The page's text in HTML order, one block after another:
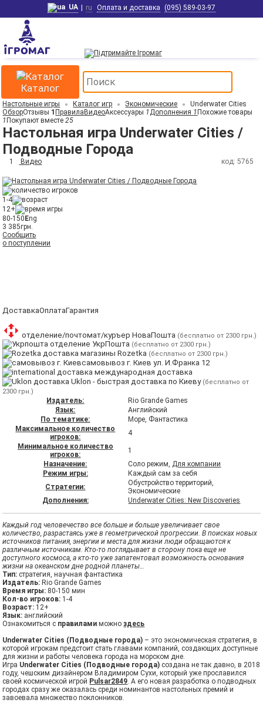
UA | ru Оплата и доставка (095) 589-03-97
Каталог
Настольные игры Каталог игр Экономические
Underwater Cities
ОбзорОтзывы 1 Правила ВидеоАксессуары 1Дополнения 1 Похожие товары
1 Покупают вместе25
Настольная игра Underwater Cities /
Подводные Города
1 Видео код: 5765
1-4
12+
80-150 Eng
3 385грн.
Сообщить
о поступлении
ДоставкаОплатаГарантия
отделение/почтомат/куръер НоваПошта (бесплатно от 2300 грн.)
отделение УкрПошта (бесплатно от 2300 грн.)
магазины Rozetka (бесплатно от 2300 грн.)
самовывоз г. Киев ул. И.Франка 12
международная доставка
Uklon - быстрая доставка по Киеву (бесплатно от
2300 грн.)
Издатель:
Rio Grande Games
Язык:
Английский
По тематике:
Море, Фантастика
Максимальное количество
игроков:
4
Минимальное количество
игроков:
1
Назначение:
Соло режим,Для компании
Режим игры:
Каждый сам за себя
Стратегии:
Обустройство территорий,
Экономические
Дополнения:
Underwater Cities: New Discoveries
Каждый год человечество все больше и больше увеличивает свое
количество, разрастаясь уже в геометрической прогрессии. В поисках новых
источников питания, энергии и места для жизни люди обращаются к
различным источникам. Кто-то поглядывает в сторону пока еще не
доступного космоса, а кто-то уже запатентовал возможность основания
жизни на океанском дне родной планеты…
Тип: стратегия, научная фантастика
Издатель: Rio Grande Games
Время игры: 80-150 мин
Кол-во игроков: 1-4
Возраст: 12+
Язык: английский
Ознакомиться с правилами можноздесь
Underwater Cities (Подводные города) – это экономическая стратегия, в
которой игрокам предстоит стать главами компаний, создающих доступные
для жизни и работы человека города на морском дне.
Игра Underwater Cities (Подводные города) создана не так давно, в 2018
году, чешским дизайнером Владимиром Сухи, который уже прославился
своей космической игрой Pulsar2849. А его новая разработка о подводных
городах сразу же оказалась среди номинантов настольных премий и
завоевала множество поклонников.